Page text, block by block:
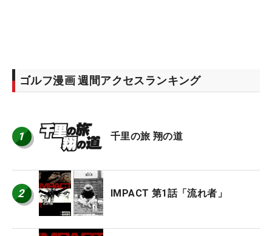
ゴルフ漫画 週間アクセスランキング
1 千里の旅 翔の道
2 IMPACT 第1話「流れ者」